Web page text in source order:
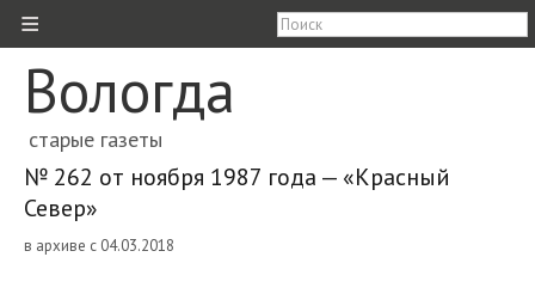
≡
Вологда
старые газеты
№ 262 от ноября 1987 года — «Красный
Север»
в архиве с 04.03.2018